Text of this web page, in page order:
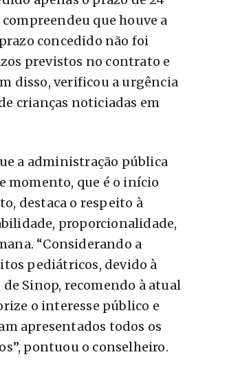
que houve a
concedido não foi
previstos no contrato e
disso, verificou a urgência
crianças noticiadas em
a administração pública
momento, que é o início
destaca o respeito à
proporcionalidade,
“Considerando a
pediátricos, devido à
Sinop, recomendo à atual
o interesse público e
apresentados todos os
pontuou o conselheiro.